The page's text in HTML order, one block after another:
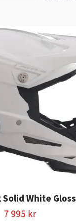
Solid White Gloss
7 995 kr